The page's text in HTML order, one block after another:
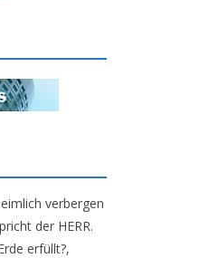
verbergen
der HERR.
erfüllt?,